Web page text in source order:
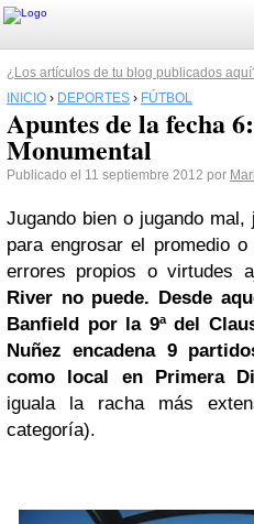
¿Los artículos de tu blog publicados
INICIO › DEPORTES › FÚTBOL
Apuntes de la fecha
Monumental
Publicado el 11 septiembre 2012 por
Jugando bien o jugando
para engrosar el promedio
errores propios o virtudes
River no puede. Desde
Banfield por la 9ª del
Nuñez encadena 9
como local en Primera
iguala la racha más
categoría).